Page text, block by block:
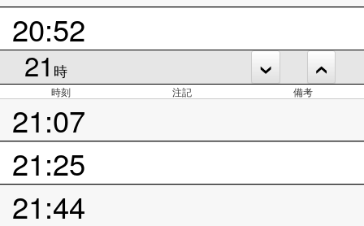
20:52
21 時
時刻 注記 備考
21:07
21:25
21:44